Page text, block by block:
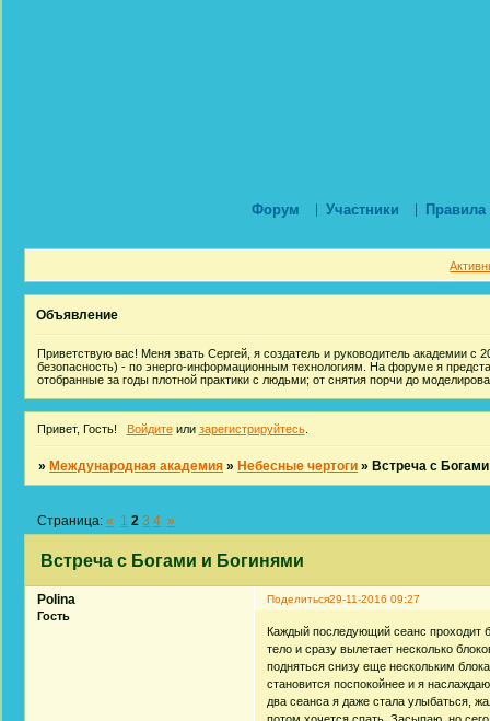
Форум Участники Правила
Объявление
Приветствую вас! Меня звать Сергей, я создатель и руководитель академии с
безопасность) - по энерго-информационным технологиям. На форуме я
отобранные за годы плотной практики с людьми; от снятия порчи до
Привет, Гость! Войдитеили зарегистрируйтесь.
»Международная академия »Небесные чертоги »Встреча с
Встреча с Богами и Богинями
Страница:« 1 2 3 4 »
Поделиться29-11-2016 09:27
Polina
Гость
Каждый последующий сеанс проходит
тело и сразу вылетает несколько
подняться снизу еще нескольким
становится поспокойнее и я
два сеанса я даже стала улыбаться,
потом хочется спать. Засыпаю, но